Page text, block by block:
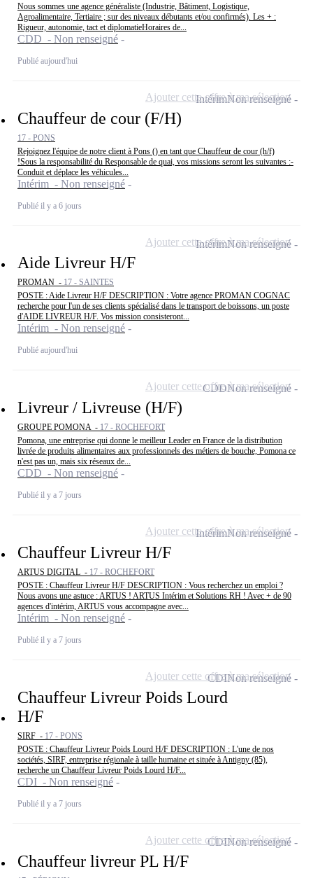
Nous sommes une agence généraliste (Industrie, Bâtiment, Logistique,
Agroalimentaire, Tertiaire ; sur des niveaux débutants et/ou confirmés). Les + :
Rigueur, autonomie, tact et diplomatieHoraires de...
CDD - Non renseigné
Publié aujourd'hui
Chauffeur de cour (F/H)
17 - PONS
Rejoignez l'équipe de notre client à Pons () en tant que Chauffeur de cour (h/f)
!Sous la responsabilité du Responsable de quai, vos missions seront les suivantes :-
Conduit et déplace les véhicules...
Intérim - Non renseigné
Publié il y a 6 jours
IntérimNon renseigné
Ajouter cette offre à ma sélection
Aide Livreur H/F
PROMAN - 17 - SAINTES
POSTE : Aide Livreur H/F DESCRIPTION : Votre agence PROMAN COGNAC
recherche pour l'un de ses clients spécialisé dans le transport de boissons, un poste
d'AIDE LIVREUR H/F. Vos mission consisteront...
Intérim - Non renseigné
Publié aujourd'hui
IntérimNon renseigné
Ajouter cette offre à ma sélection
Livreur / Livreuse (H/F)
GROUPE POMONA - 17 - ROCHEFORT
Pomona, une entreprise qui donne le meilleur Leader en France de la distribution
livrée de produits alimentaires aux professionnels des métiers de bouche, Pomona ce
n'est pas un, mais six réseaux de...
CDD - Non renseigné
Publié il y a 7 jours
CDDNon renseigné
Ajouter cette offre à ma sélection
Chauffeur Livreur H/F
ARTUS DIGITAL - 17 - ROCHEFORT
POSTE : Chauffeur Livreur H/F DESCRIPTION : Vous recherchez un emploi ?
Nous avons une astuce : ARTUS ! ARTUS Intérim et Solutions RH ! Avec + de 90
agences d'intérim, ARTUS vous accompagne avec...
Intérim - Non renseigné
Publié il y a 7 jours
IntérimNon renseigné
Ajouter cette offre à ma sélection
Chauffeur Livreur Poids Lourd
H/F
SIRF - 17 - PONS
POSTE : Chauffeur Livreur Poids Lourd H/F DESCRIPTION : L'une de nos
sociétés, SIRF, entreprise régionale à taille humaine et située à Antigny (85),
recherche un Chauffeur Livreur Poids Lourd H/F...
CDI - Non renseigné
Publié il y a 7 jours
CDINon renseigné
Ajouter cette offre à ma sélection
Chauffeur livreur PL H/F
CDINon renseigné
Ajouter cette offre à ma sélection